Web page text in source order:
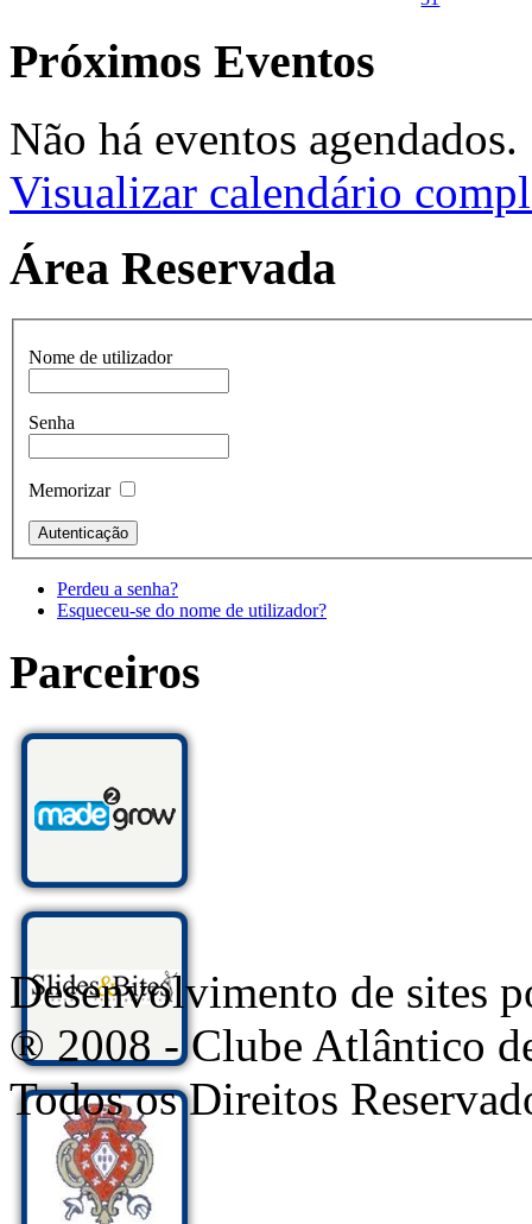
Próximos Eventos
Não há eventos agendados.
Visualizar calendário
Área Reservada
Nome de utilizador
Senha
Memorizar
Perdeu a senha?
Esqueceu-se do nome de utilizador?
Parceiros
Desenvolvimento de sites
® 2008 - Clube Atlântico
Todos os Direitos